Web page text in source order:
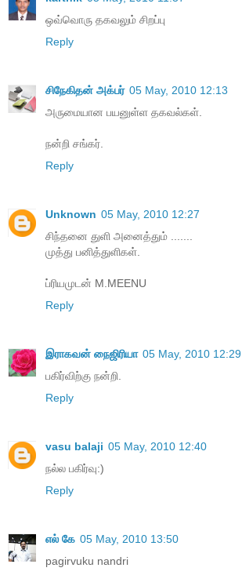
ஒவ்வொரு தகவலும் சிறப்பு
Reply
சிநேகிதன் அக்பர் 05 May, 2010 12:13
அருமையான பயனுள்ள தகவல்கள்.
நன்றி சங்கர்.
Reply
Unknown 05 May, 2010 12:27
சிந்தனை துளி அனைத்தும் .......
முத்து பனித்துளிகள்.
ப்ரியமுடன் M.MEENU
Reply
இராகவன் நைஜிரியா 05 May, 2010 12:29
பகிர்விற்கு நன்றி.
Reply
vasu balaji 05 May, 2010 12:40
நல்ல பகிர்வு:)
Reply
எல் கே 05 May, 2010 13:50
pagirvuku nandri